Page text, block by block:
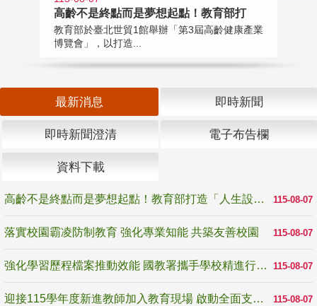
高齡不是終點而是夢想起點！教育部打
教育部於臺北世貿1館舉辦「第3屆高齡健康產業
博覽會」，以打造...
最新消息 即時新聞
即時新聞澄清 電子布告欄
資料下載
115-08-07
高齡不是終點而是夢想起點！教育部打造「人生設計夢工場」 參展第3屆高齡健康產業博覽會
115-08-07
落實校園霸凌防制教育 強化專業知能 共築友善校園
115-08-07
強化學習歷程檔案推動效能 國教署攜手學校精進行政與教學支持
115-08-07
迎接115學年度新進教師加入教育現場 啟動全面支持陪伴